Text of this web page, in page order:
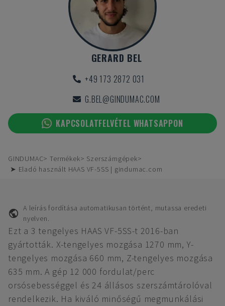
GERARD BEL
+49 173 2872 031
G.BEL@GINDUMAC.COM
KAPCSOLATFELVÉTEL WHATSAPPON
GINDUMAC Termékek
Szerszámgépek
➤ Eladó használt HAAS VF-5SS | gindumac.com
A leírás fordítása automatikusan történt, mutassa eredeti
nyelven.
Ezt a 3 tengelyes HAAS VF-5SS-t 2016-ban
gyártották. X-tengelyes mozgása 1270 mm, Y-
tengelyes mozgása 660 mm, Z-tengelyes mozgása
635 mm. A gép 12 000 fordulat/perc
orsósebességgel és 24 állásos szerszámtárolóval
rendelkezik. Ha kiváló minőségű megmunkálási